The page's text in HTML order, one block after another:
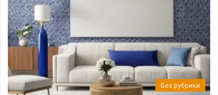
Без рубрики